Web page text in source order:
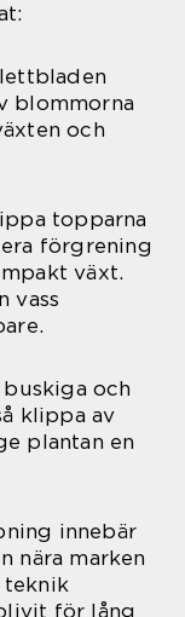
blommorna
och
topparna
förgrening
växt.
vass
och
klippa av
plantan en
innebär
nära marken
teknik
för lång